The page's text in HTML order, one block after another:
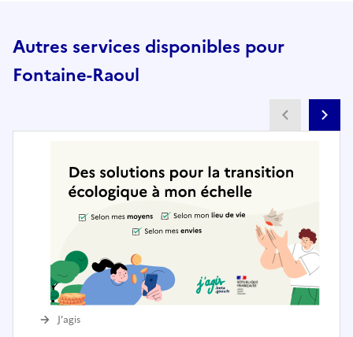
Autres services disponibles pour
Fontaine-Raoul
J’agis